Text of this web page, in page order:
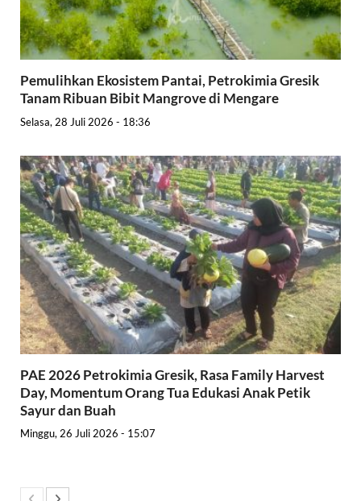
Pemulihkan Ekosistem Pantai, Petrokimia Gresik
Tanam Ribuan Bibit Mangrove di Mengare
Selasa, 28 Juli 2026 - 18:36
PAE 2026 Petrokimia Gresik, Rasa Family Harvest
Day, Momentum Orang Tua Edukasi Anak Petik
Sayur dan Buah
Minggu, 26 Juli 2026 - 15:07